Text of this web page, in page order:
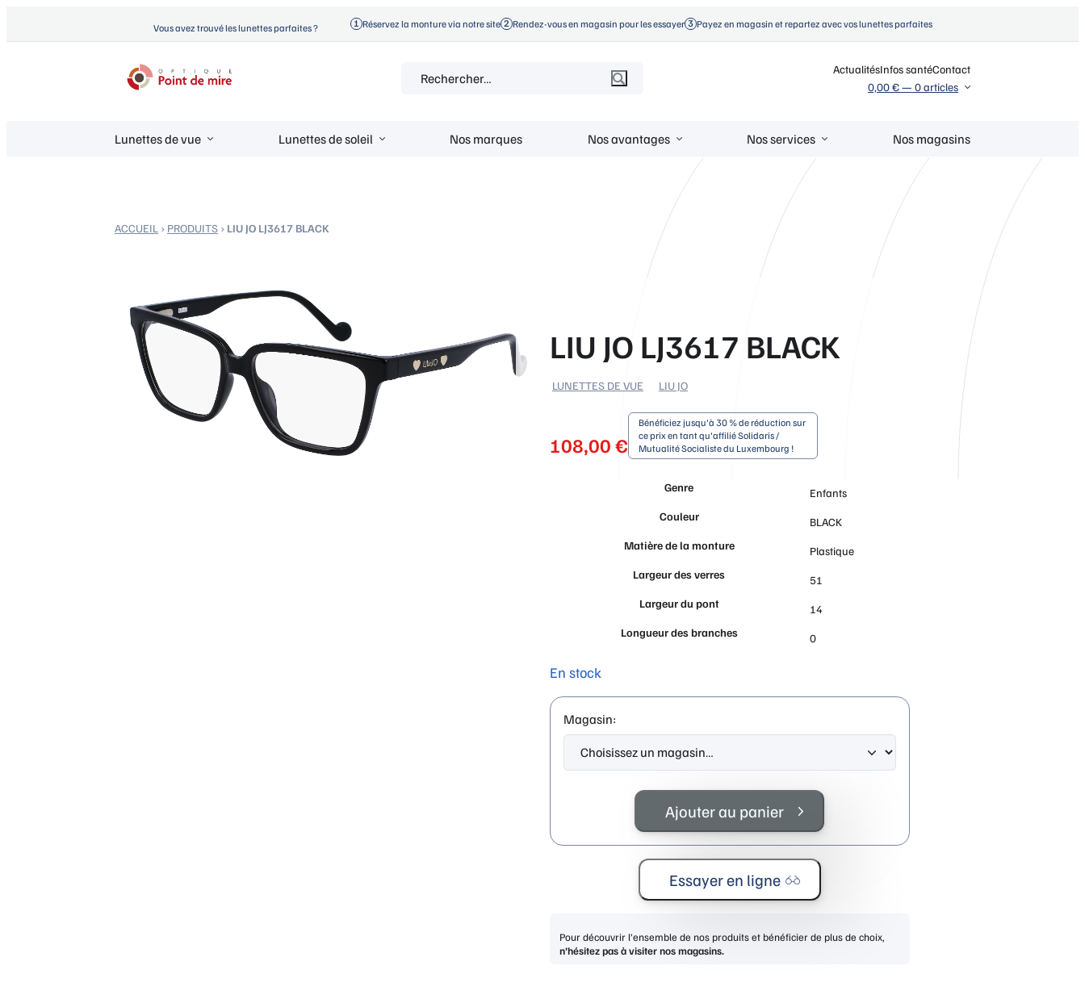
Vous avez trouvé les lunettes parfaites ? Réservez la monture via notre site Rendez-vous en magasin pour les essayer Payez en magasin et repartez avec vos lunettes parfaites
ActualitésInfos santéContact
0,00 €— 0 articles
Lunettes de vue Lunettes de soleil Nos marques Nos avantages Nos services Nos magasins
ACCUEIL › PRODUITS › LIU JO LJ3617 BLACK
LIU JO LJ3617 BLACK
LUNETTES DE VUE LIU JO
108,00 €
Bénéficiez jusqu'à 30 % de réduction sur
ce prix en tant qu'affilié Solidaris /
Mutualité Socialiste du Luxembourg !
Genre
Enfants
Couleur
BLACK
Matière de la monture
Plastique
Largeur des verres
51
Largeur du pont
14
Longueur des branches
0
En stock
Magasin:
Ajouter au panier
Essayer en ligne
Pour découvrir l’ensemble de nos produits et bénéficier de plus de choix,
n’hésitez pas à visiter nos magasins.